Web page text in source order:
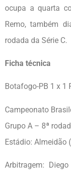
ocupa a quarta
Remo, também
rodada da Série C.
Ficha técnica
Botafogo-PB 1 x 1
Campeonato
Grupo A – 8ª
Estádio: Almeidão
Arbitragem: